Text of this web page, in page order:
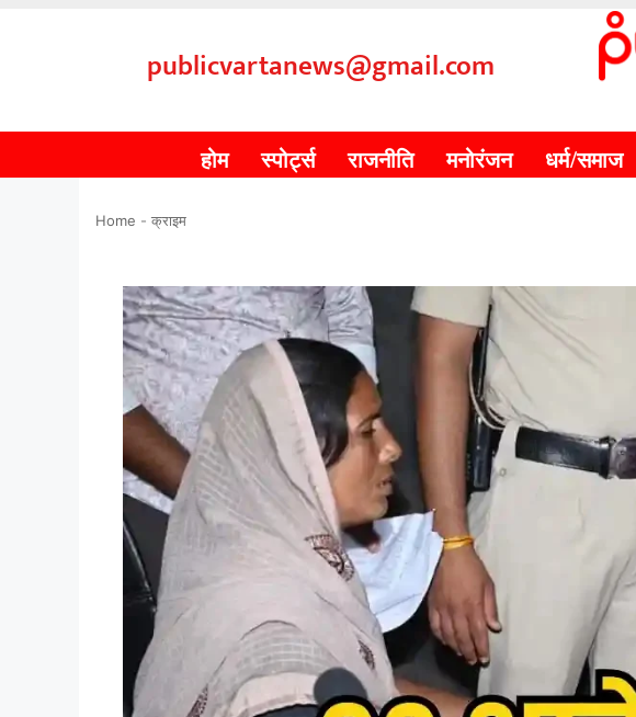
publicvartanews@gmail.com
होम स्पोर्ट्स राजनीति मनोरंजन धर्म/समाज
Home - क्राइम